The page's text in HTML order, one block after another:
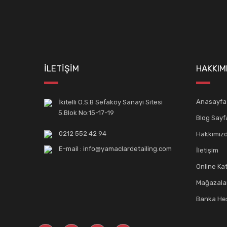
İLETİŞİM
İkitelli O.S.B Sefaköy Sanayi Sitesi
5.Blok No:15-17-19
0212 552 42 94
E-mail : info@yamaclardetailing.com
Anasayfa
Blog
İletişim
Online
Banka